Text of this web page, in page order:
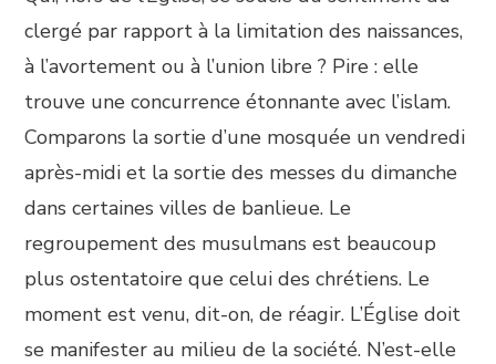
clergé par rapport à la limitation des naissances,
à l’avortement ou à l’union libre ? Pire : elle
trouve une concurrence étonnante avec l’islam.
Comparons la sortie d’une mosquée un vendredi
après-midi et la sortie des messes du dimanche
dans certaines villes de banlieue. Le
regroupement des musulmans est beaucoup
plus ostentatoire que celui des chrétiens. Le
moment est venu, dit-on, de réagir. L’Église doit
se manifester au milieu de la société. N’est-elle